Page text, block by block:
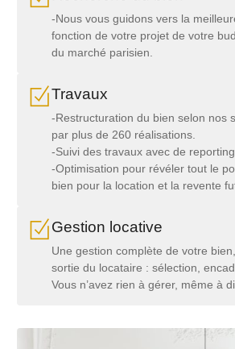
-Nous vous guidons vers la
fonction de votre projet de votre
du marché parisien.
Travaux
-Restructuration du bien selon nos
par plus de 260 réalisations.
-Suivi des travaux avec de
-Optimisation pour révéler tout le
bien pour la location et la revente
Gestion locative
Une gestion complète de votre
sortie du locataire : sélection,
Vous n’avez rien à gérer, même à